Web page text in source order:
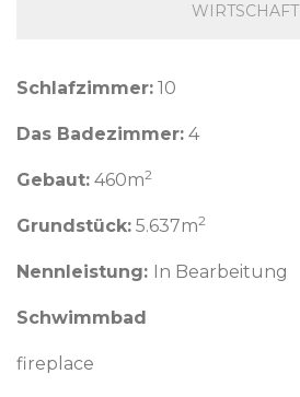
WIRTSCHAFT
Schlafzimmer: 10
Das Badezimmer: 4
Gebaut: 460m2
Grundstück: 5.637m2
Nennleistung: In Bearbeitung
Schwimmbad
fireplace